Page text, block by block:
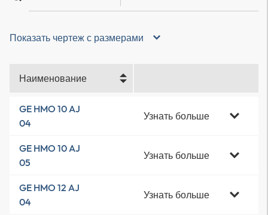
Показать чертеж с размерами
Наименование
GE HMO 10 AJ
04
Узнать больше
GE HMO 10 AJ
05
Узнать больше
GE HMO 12 AJ
04
Узнать больше